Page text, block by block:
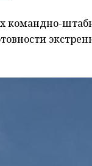
командно-